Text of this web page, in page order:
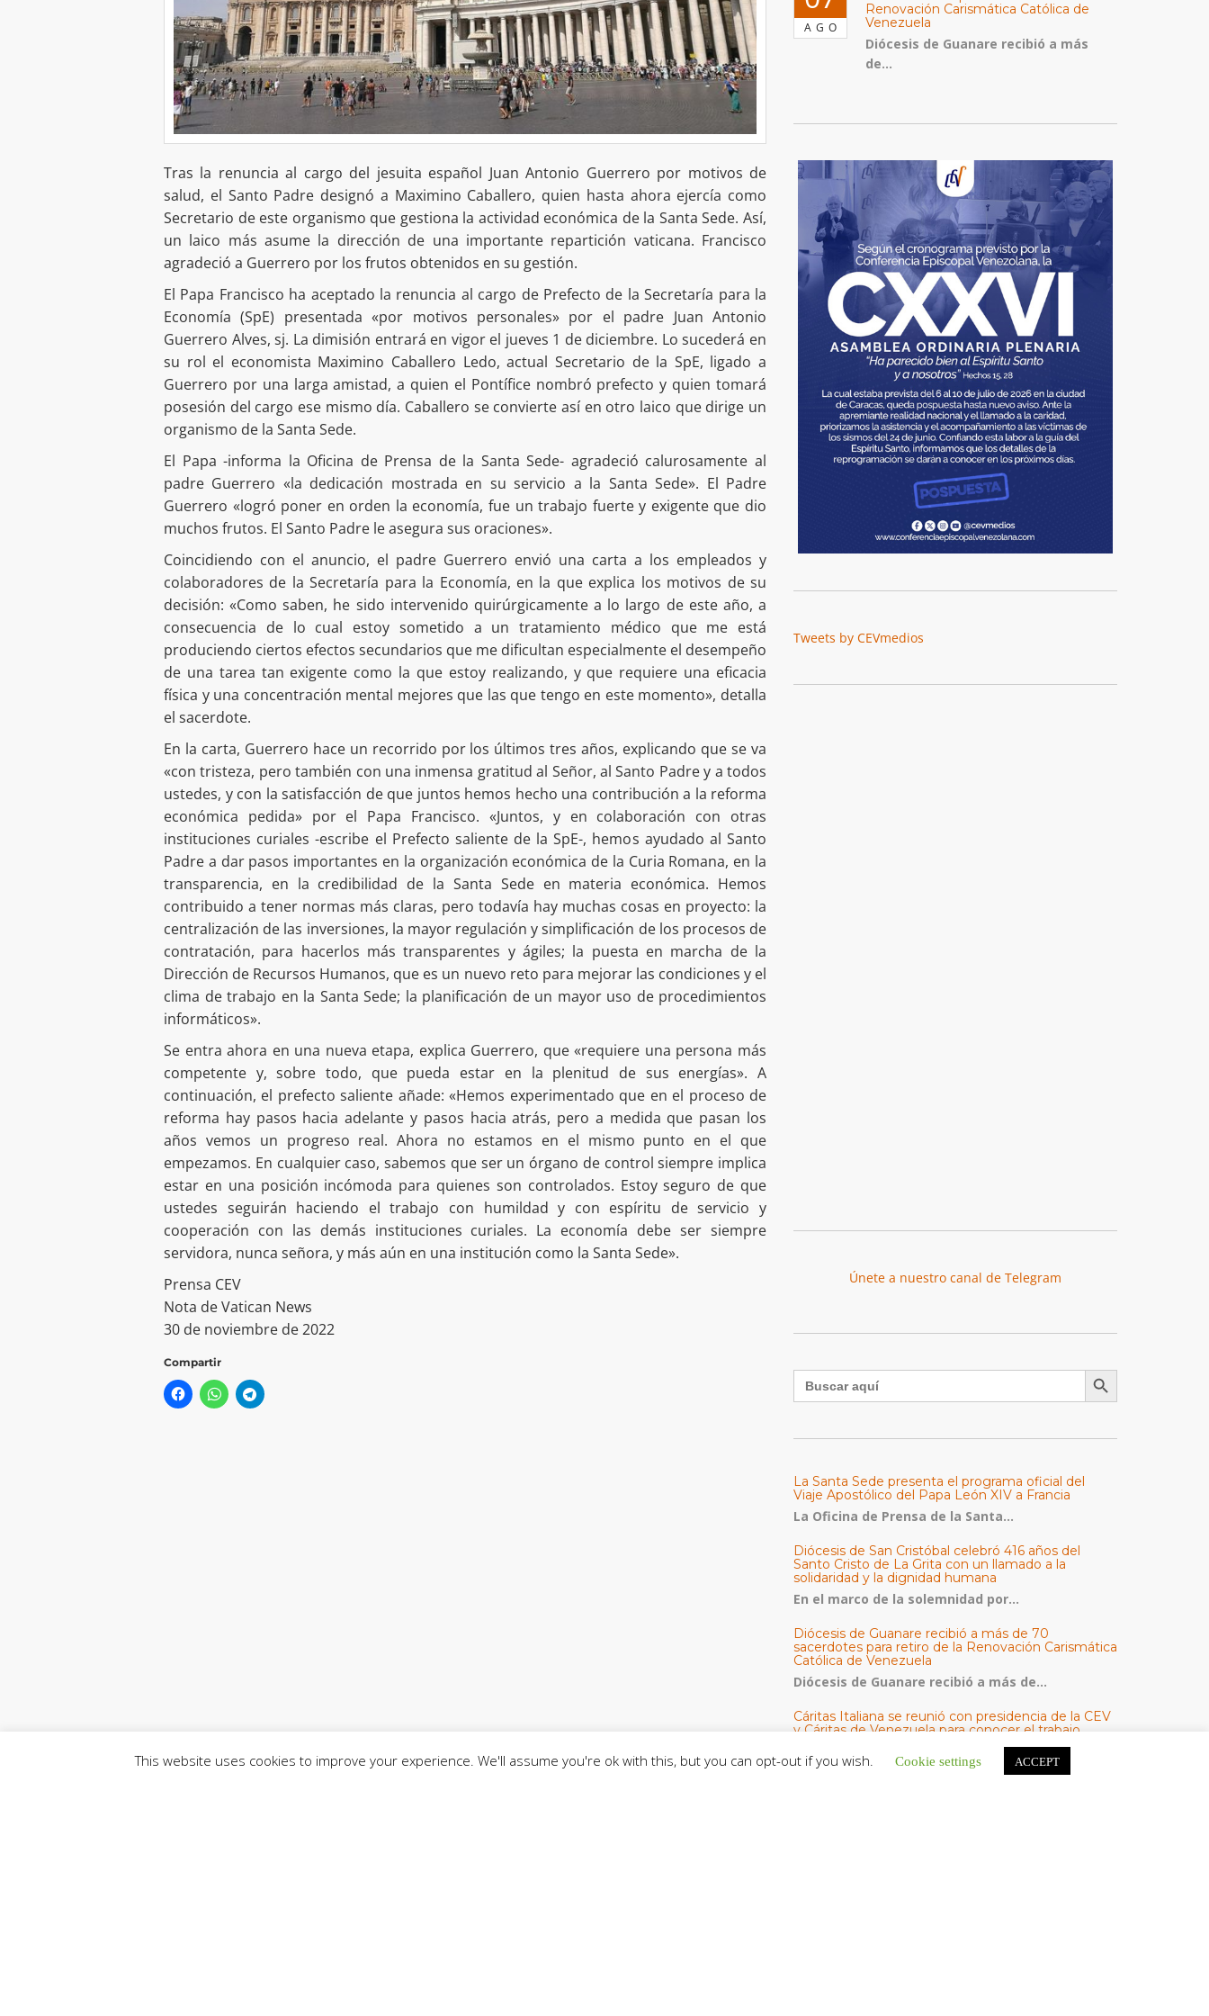
Tras la renuncia al cargo del jesuita español Juan Antonio Guerrero por motivos de
salud, el Santo Padre designó a Maximino Caballero, quien hasta ahora ejercía como
Secretario de este organismo que gestiona la actividad económica de la Santa Sede. Así,
un laico más asume la dirección de una importante repartición vaticana. Francisco
agradeció a Guerrero por los frutos obtenidos en su gestión.
El Papa Francisco ha aceptado la renuncia al cargo de Prefecto de la Secretaría para la
Economía (SpE) presentada «por motivos personales» por el padre Juan Antonio
Guerrero Alves, sj. La dimisión entrará en vigor el jueves 1 de diciembre. Lo sucederá en
su rol el economista Maximino Caballero Ledo, actual Secretario de la SpE, ligado a
Guerrero por una larga amistad, a quien el Pontífice nombró prefecto y quien tomará
posesión del cargo ese mismo día. Caballero se convierte así en otro laico que dirige un
organismo de la Santa Sede.
El Papa -informa la Oficina de Prensa de la Santa Sede- agradeció calurosamente al
padre Guerrero «la dedicación mostrada en su servicio a la Santa Sede». El Padre
Guerrero «logró poner en orden la economía, fue un trabajo fuerte y exigente que dio
muchos frutos. El Santo Padre le asegura sus oraciones».
Coincidiendo con el anuncio, el padre Guerrero envió una carta a los empleados y
colaboradores de la Secretaría para la Economía, en la que explica los motivos de su
decisión: «Como saben, he sido intervenido quirúrgicamente a lo largo de este año, a
consecuencia de lo cual estoy sometido a un tratamiento médico que me está
produciendo ciertos efectos secundarios que me dificultan especialmente el desempeño
de una tarea tan exigente como la que estoy realizando, y que requiere una eficacia
física y una concentración mental mejores que las que tengo en este momento», detalla
el sacerdote.
En la carta, Guerrero hace un recorrido por los últimos tres años, explicando que se va
«con tristeza, pero también con una inmensa gratitud al Señor, al Santo Padre y a todos
ustedes, y con la satisfacción de que juntos hemos hecho una contribución a la reforma
económica pedida» por el Papa Francisco. «Juntos, y en colaboración con otras
instituciones curiales -escribe el Prefecto saliente de la SpE-, hemos ayudado al Santo
Padre a dar pasos importantes en la organización económica de la Curia Romana, en la
transparencia, en la credibilidad de la Santa Sede en materia económica. Hemos
contribuido a tener normas más claras, pero todavía hay muchas cosas en proyecto: la
centralización de las inversiones, la mayor regulación y simplificación de los procesos de
contratación, para hacerlos más transparentes y ágiles; la puesta en marcha de la
Dirección de Recursos Humanos, que es un nuevo reto para mejorar las condiciones y el
clima de trabajo en la Santa Sede; la planificación de un mayor uso de procedimientos
informáticos».
Se entra ahora en una nueva etapa, explica Guerrero, que «requiere una persona más
competente y, sobre todo, que pueda estar en la plenitud de sus energías». A
continuación, el prefecto saliente añade: «Hemos experimentado que en el proceso de
reforma hay pasos hacia adelante y pasos hacia atrás, pero a medida que pasan los
años vemos un progreso real. Ahora no estamos en el mismo punto en el que
empezamos. En cualquier caso, sabemos que ser un órgano de control siempre implica
estar en una posición incómoda para quienes son controlados. Estoy seguro de que
ustedes seguirán haciendo el trabajo con humildad y con espíritu de servicio y
cooperación con las demás instituciones curiales. La economía debe ser siempre
servidora, nunca señora, y más aún en una institución como la Santa Sede».
Prensa CEV
Nota de Vatican News
30 de noviembre de 2022
Compartir
AGO
Renovación Carismática Católica de
Venezuela
Diócesis de Guanare recibió a más
de...
Tweets by CEVmedios
Únete a nuestro canal de Telegram
Buscar: Botón de búsqueda
La Santa Sede presenta el programa oficial del
Viaje Apostólico del Papa León XIV a Francia
La Oficina de Prensa de la Santa...
Diócesis de San Cristóbal celebró 416 años del
Santo Cristo de La Grita con un llamado a la
solidaridad y la dignidad humana
En el marco de la solemnidad por...
Diócesis de Guanare recibió a más de 70
sacerdotes para retiro de la Renovación Carismática
Católica de Venezuela
Diócesis de Guanare recibió a más de...
Cáritas Italiana se reunió con presidencia de la CEV
y Cáritas de Venezuela para conocer el trabajo
Una delegación encabezada por el padre Marco...
This website uses cookies to improve your experience. We'll assume you're ok with this, but you can opt-out if you wish. Cookie settings ACCEPT